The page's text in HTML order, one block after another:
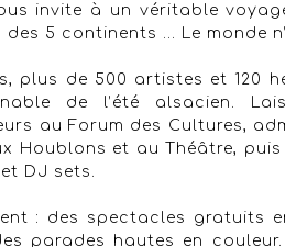
invite à un véritable
5 continents ... Le monde
plus de 500 artistes et 120
de l’été alsacien.
au Forum des Cultures,
Houblons et au Théâtre,
DJ sets.
: des spectacles gratuits
parades hautes en